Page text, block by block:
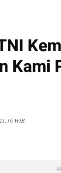
Kami
WIB